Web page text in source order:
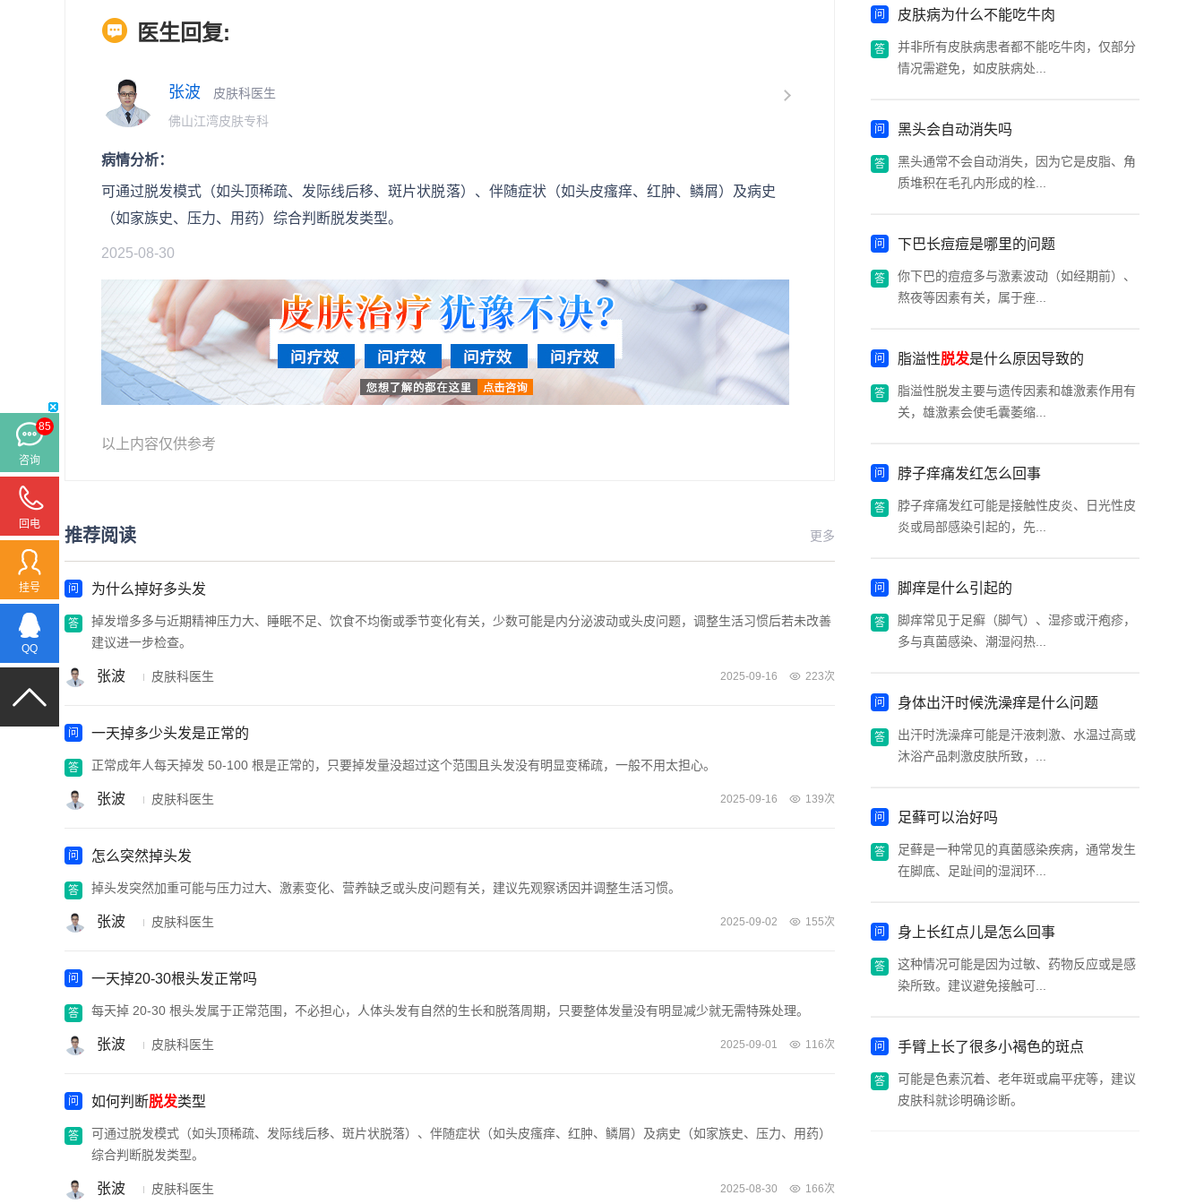
医生回复:
张波
皮肤科医生
佛山江湾皮肤专科
病情分析：
可通过脱发模式（如头顶稀疏、发际线后移、斑片状脱落）、伴随症状（如头皮瘙痒、红肿、鳞屑）及病史
（如家族史、压力、用药）综合判断脱发类型。
2025-08-30
以上内容仅供参考
推荐阅读 更多
为什么掉好多头发
掉发增多多与近期精神压力大、睡眠不足、饮食不均衡或季节变化有关，少数可能是内分泌波动或头皮问题，调整生活习惯后若未改善
建议进一步检查。
张波 皮肤科医生 2025-09-16 223次
一天掉多少头发是正常的
正常成年人每天掉发 50-100 根是正常的，只要掉发量没超过这个范围且头发没有明显变稀疏，一般不用太担心。
张波 皮肤科医生 2025-09-16 139次
怎么突然掉头发
掉头发突然加重可能与压力过大、激素变化、营养缺乏或头皮问题有关，建议先观察诱因并调整生活习惯。
张波 皮肤科医生 2025-09-02 155次
一天掉20-30根头发正常吗
每天掉 20-30 根头发属于正常范围，不必担心，人体头发有自然的生长和脱落周期，只要整体发量没有明显减少就无需特殊处理。
张波 皮肤科医生 2025-09-01 116次
如何判断脱发类型
可通过脱发模式（如头顶稀疏、发际线后移、斑片状脱落）、伴随症状（如头皮瘙痒、红肿、鳞屑）及病史（如家族史、压力、用药）
综合判断脱发类型。
张波 皮肤科医生 2025-08-30 166次
皮肤病为什么不能吃牛肉
并非所有皮肤病患者都不能吃牛肉，仅部分
情况需避免，如皮肤病处...
黑头会自动消失吗
黑头通常不会自动消失，因为它是皮脂、角
质堆积在毛孔内形成的栓...
下巴长痘痘是哪里的问题
你下巴的痘痘多与激素波动（如经期前）、
熬夜等因素有关，属于痤...
脂溢性脱发是什么原因导致的
脂溢性脱发主要与遗传因素和雄激素作用有
关，雄激素会使毛囊萎缩...
脖子痒痛发红怎么回事
脖子痒痛发红可能是接触性皮炎、日光性皮
炎或局部感染引起的，先...
脚痒是什么引起的
脚痒常见于足癣（脚气）、湿疹或汗疱疹，
多与真菌感染、潮湿闷热...
身体出汗时候洗澡痒是什么问题
出汗时洗澡痒可能是汗液刺激、水温过高或
沐浴产品刺激皮肤所致，...
足藓可以治好吗
足藓是一种常见的真菌感染疾病，通常发生
在脚底、足趾间的湿润环...
身上长红点儿是怎么回事
这种情况可能是因为过敏、药物反应或是感
染所致。建议避免接触可...
手臂上长了很多小褐色的斑点
可能是色素沉着、老年斑或扁平疣等，建议
皮肤科就诊明确诊断。
85
咨询
回电
挂号
QQ